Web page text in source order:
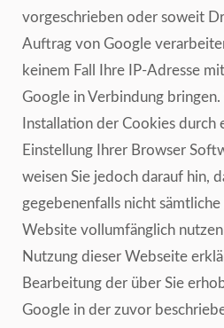
vorgeschrieben oder soweit
Auftrag von Google
keinem Fall Ihre IP-Adresse
Google in Verbindung
Installation der Cookies durch
Einstellung Ihrer Browser
weisen Sie jedoch darauf hin,
gegebenenfalls nicht
Website vollumfänglich
Nutzung dieser Webseite
Bearbeitung der über Sie
Google in der zuvor